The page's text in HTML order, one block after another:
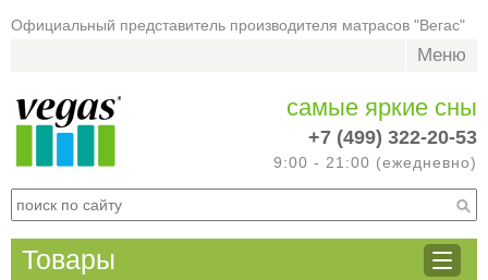
Официальный представитель производителя матрасов "Вегас"
Меню
самые яркие сны
+7 (499) 322-20-53
9:00 - 21:00 (ежедневно)
Товары